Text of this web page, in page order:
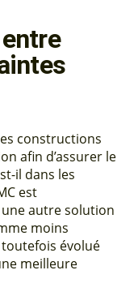
constructions
afin d’assurer le
il dans les
est
autre solution
moins
évolué
meilleure